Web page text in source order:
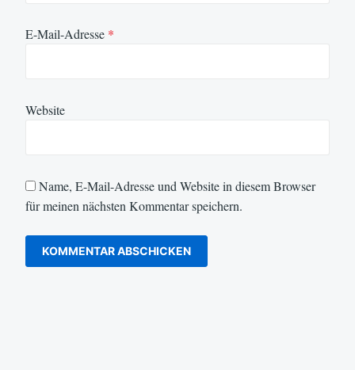
E-Mail-Adresse *
Website
Name, E-Mail-Adresse und Website in diesem Browser
für meinen nächsten Kommentar speichern.